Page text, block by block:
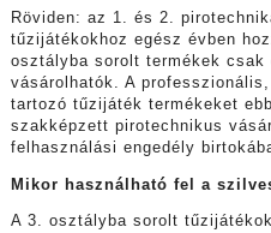
Röviden: az 1. és 2.
tűzijátékokhoz egész évben
osztályba sorolt termékek
vásárolhatók. A
tartozó tűzijáték termékeket
szakképzett pirotechnikus
felhasználási engedély
Mikor használható fel a
A 3. osztályba sorolt